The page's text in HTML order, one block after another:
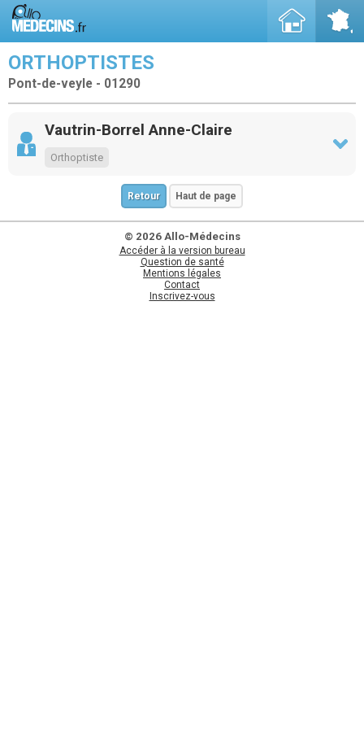
ORTHOPTISTES
Pont-de-veyle - 01290
Vautrin-Borrel Anne-Claire
Orthoptiste
Retour Haut de page
© 2026 Allo-Médecins
Accéder à la version bureau
Question de santé
Mentions légales
Contact
Inscrivez-vous